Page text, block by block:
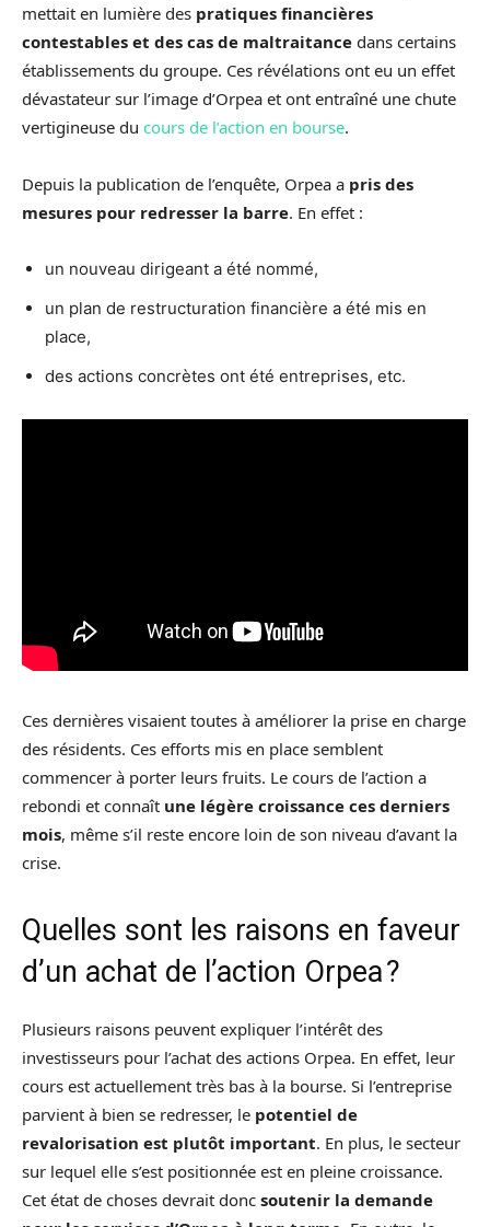
mettait en lumière des pratiques financières
contestables et des cas de maltraitance dans certains
établissements du groupe. Ces révélations ont eu un effet
dévastateur sur l’image d’Orpea et ont entraîné une chute
vertigineuse du cours de l’action en bourse.
Depuis la publication de l’enquête, Orpea a pris des
mesures pour redresser la barre. En effet :
un nouveau dirigeant a été nommé,
un plan de restructuration financière a été mis en
place,
des actions concrètes ont été entreprises, etc.
Ces dernières visaient toutes à améliorer la prise en charge
des résidents. Ces efforts mis en place semblent
commencer à porter leurs fruits. Le cours de l’action a
rebondi et connaît une légère croissance ces derniers
mois, même s’il reste encore loin de son niveau d’avant la
crise.
Quelles sont les raisons en faveur
d’un achat de l’action Orpea ?
Plusieurs raisons peuvent expliquer l’intérêt des
investisseurs pour l’achat des actions Orpea. En effet, leur
cours est actuellement très bas à la bourse. Si l’entreprise
parvient à bien se redresser, le potentiel de
revalorisation est plutôt important. En plus, le secteur
sur lequel elle s’est positionnée est en pleine croissance.
Cet état de choses devrait donc soutenir la demande